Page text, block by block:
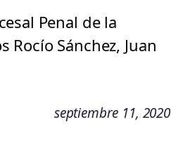
Penal de la
Sánchez, Juan
septiembre 11, 2020